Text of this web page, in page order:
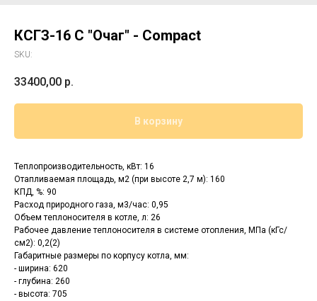
КСГЗ-16 C "Очаг" - Compact
SKU:
33400,00 р.
В корзину
Теплопроизводительность, кВт: 16
Отапливаемая площадь, м2 (при высоте 2,7 м): 160
КПД, %: 90
Расход природного газа, м3/час: 0,95
Объем теплоносителя в котле, л: 26
Рабочее давление теплоносителя в системе отопления, МПа (кГс/
см2): 0,2(2)
Габаритные размеры по корпусу котла, мм:
- ширина: 620
- глубина: 260
- высота: 705